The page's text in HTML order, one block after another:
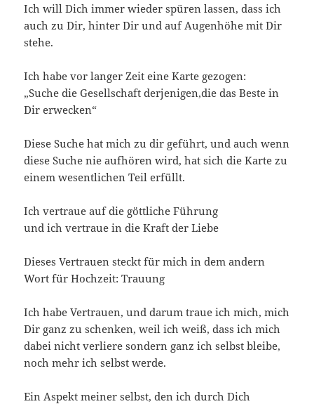
Ich will Dich immer wieder spüren lassen, dass ich
auch zu Dir, hinter Dir und auf Augenhöhe mit Dir
stehe.
Ich habe vor langer Zeit eine Karte gezogen:
„Suche die Gesellschaft derjenigen,die das Beste in
Dir erwecken“
Diese Suche hat mich zu dir geführt, und auch wenn
diese Suche nie aufhören wird, hat sich die Karte zu
einem wesentlichen Teil erfüllt.
Ich vertraue auf die göttliche Führung
und ich vertraue in die Kraft der Liebe
Dieses Vertrauen steckt für mich in dem andern
Wort für Hochzeit: Trauung
Ich habe Vertrauen, und darum traue ich mich, mich
Dir ganz zu schenken, weil ich weiß, dass ich mich
dabei nicht verliere sondern ganz ich selbst bleibe,
noch mehr ich selbst werde.
Ein Aspekt meiner selbst, den ich durch Dich